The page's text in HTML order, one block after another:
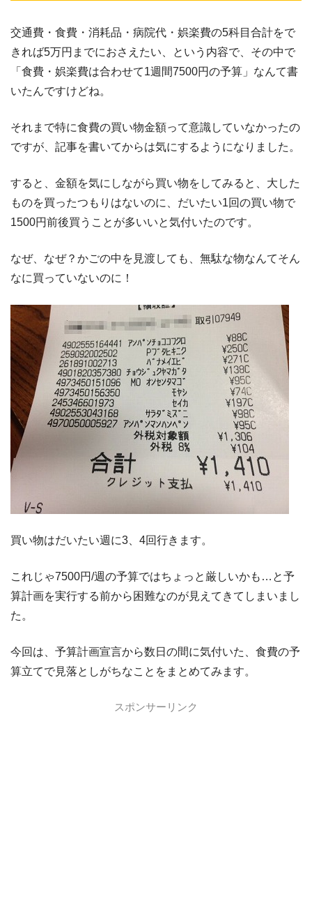
交通費・食費・消耗品・病院代・娯楽費の5科目合計をで
きれば5万円までにおさえたい、という内容で、その中で
「食費・娯楽費は合わせて1週間7500円の予算」なんて書
いたんですけどね。
それまで特に食費の買い物金額って意識していなかったの
ですが、記事を書いてからは気にするようになりました。
すると、金額を気にしながら買い物をしてみると、大した
ものを買ったつもりはないのに、だいたい1回の買い物で
1500円前後買うことが多いいと気付いたのです。
なぜ、なぜ？かごの中を見渡しても、無駄な物なんてそん
なに買っていないのに！
買い物はだいたい週に3、4回行きます。
これじゃ7500円/週の予算ではちょっと厳しいかも…と予
算計画を実行する前から困難なのが見えてきてしまいまし
た。
今回は、予算計画宣言から数日の間に気付いた、食費の予
算立てで見落としがちなことをまとめてみます。
スポンサーリンク